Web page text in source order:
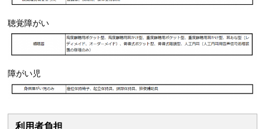
聴覚障がい
障がい児
利用者負担